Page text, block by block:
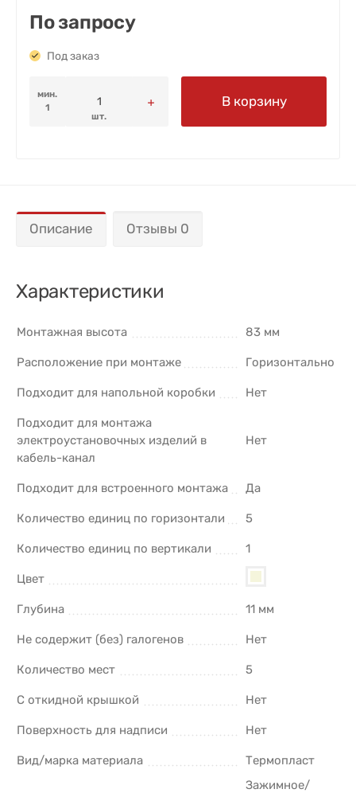
По запросу
Под заказ
мин.
1
шт.
В корзину
Описание Отзывы 0
Характеристики
Монтажная высота 83 мм
Расположение при монтаже Горизонтально
Подходит для напольной коробки Нет
Подходит для монтажа
электроустановочных изделий в
кабель-канал
Нет
Подходит для встроенного монтажа Да
Количество единиц по горизонтали 5
Количество единиц по вертикали 1
Цвет
Глубина 11 мм
Не содержит (без) галогенов Нет
Количество мест 5
С откидной крышкой Нет
Поверхность для надписи Нет
Вид/марка материала Термопласт
Зажимное/